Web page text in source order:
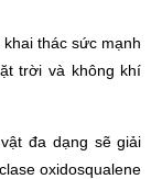
thác sức mạnh
trời và không khí
đa dạng sẽ giải
oxidosqualene